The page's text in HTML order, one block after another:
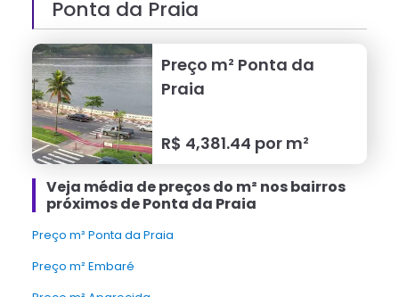
Ponta da Praia
Preço m² Ponta da
Praia
R$ 4,381.44 por m²
Veja média de preços do m² nos bairros
próximos de Ponta da Praia
Preço m² Ponta da Praia
Preço m² Embaré